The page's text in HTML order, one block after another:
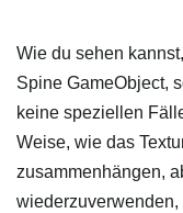
Wie du sehen
Spine GameObject,
keine speziellen
Weise, wie das
zusammenhängen,